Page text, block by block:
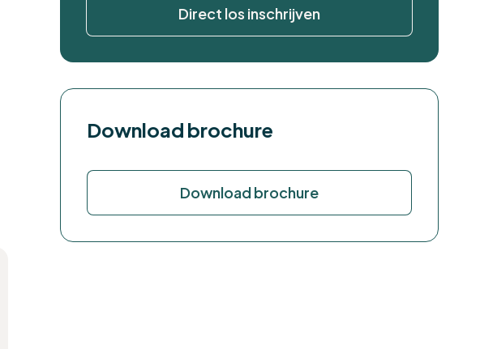
Direct los inschrijven
Download brochure
Download brochure